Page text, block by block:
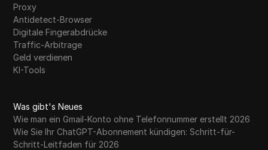
Proxy
Antidetect-Browser
Digitale Fingerabdrücke
Traffic-Arbitrage
Geld verdienen
KI-Tools
Was gibt's Neues
Wie man ein Gmail-Konto ohne Telefonnummer erstellt 2026
Wie Sie Ihr ChatGPT-Abonnement kündigen: Schritt-für-
Schritt-Leitfaden für 2026